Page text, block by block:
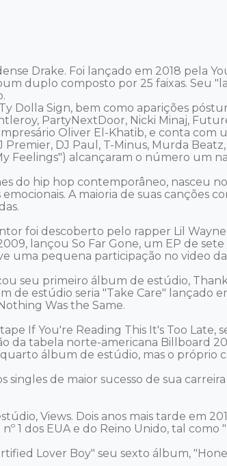
Drake. Foi lançado em 2018 pela
duplo composto por 25 faixas. Seu
Dolla Sign, bem como aparições
PartyNextDoor, Nicki Minaj,
Oliver El-Khatib, e conta com
Premier, DJ Paul, T-Minus, Murda
Feelings") alcançaram o número um
do hip hop contemporâneo, nasceu
A maioria de suas canções
foi descoberto pelo rapper Lil
lançou So Far Gone, um EP de
pequena participação no video da
seu primeiro álbum de estúdio,
estúdio seria "Take Care" lançado
Was the Same.
If You're Reading This It's Too Late,
da tabela norte-americana Billboard
quarto álbum de estúdio, mas o
singles de maior sucesso de sua
Views. Dois anos mais tarde em
1 dos EUA e do Reino Unido, tal como
Lover Boy" seu sexto álbum,